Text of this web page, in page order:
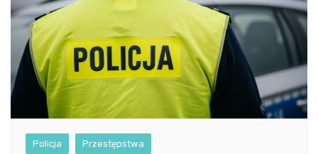
Policja Przestępstwa